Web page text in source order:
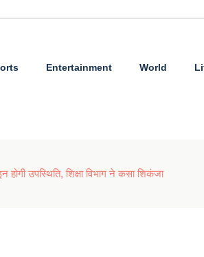
Entertainment World
उपस्थिति, शिक्षा विभाग ने कसा शिकंजा